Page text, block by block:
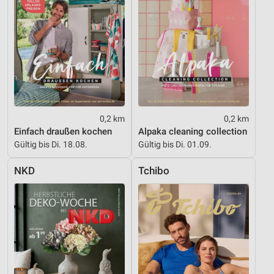
0,2 km
Einfach draußen kochen
Gültig bis Di. 18.08.
0,2 km
Alpaka cleaning collection
Gültig bis Di. 01.09.
NKD Tchibo
personalisierter Werbung
Erstellung von Profilen zur Personalisierung
von Inhalten
Verwendung von Profilen zur Auswahl
personalisierter Inhalte
Messung der Werbeleistung
Messung der Performance von Inhalten
Analyse von Zielgruppen durch Statistiken oder
Quellen
Entwicklung und Verbesserung der Angebote
Verwendung reduzierter Daten zur Auswahl von
Inhalten
IAB-Besonderheiten:
Verwendung genauer Standortdaten